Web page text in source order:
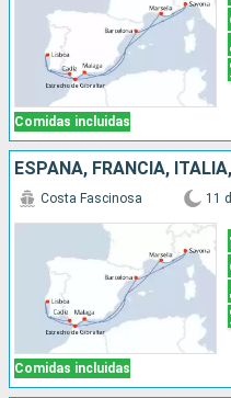
Comidas incluidas
Comidas incluidas
Costa Fascinosa 11 d